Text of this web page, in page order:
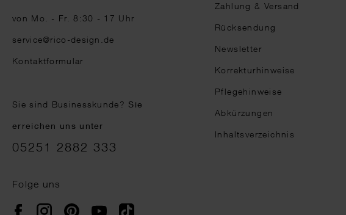
von Mo. - Fr. 8:30 - 17 Uhr
service@rico-design.de
Kontaktformular
Sie sind Businesskunde?Sie
erreichen uns unter
05251 2882 333
Folge uns
FacebookInstagramPinterestYouTubeTikTok
Zahlung & Versand
Rücksendung
Newsletter
Korrekturhinweise
Pflegehinweise
Abkürzungen
Inhaltsverzeichnis